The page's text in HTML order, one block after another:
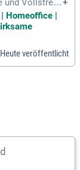
und Vollstreck
oder Zeugen
sind Justiz
+
|
Heute veröffentlicht